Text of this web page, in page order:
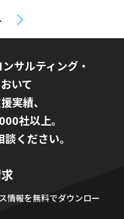
サルティング・
いて
実績、
社以上。
ください。
情報を無料でダウンロー